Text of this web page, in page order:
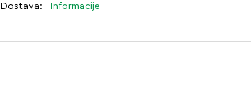
Dostava: Informacije